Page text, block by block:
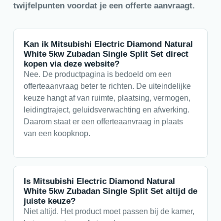
twijfelpunten voordat je een offerte aanvraagt.
Kan ik Mitsubishi Electric Diamond Natural
White 5kw Zubadan Single Split Set direct
kopen via deze website?
Nee. De productpagina is bedoeld om een
offerteaanvraag beter te richten. De uiteindelijke
keuze hangt af van ruimte, plaatsing, vermogen,
leidingtraject, geluidsverwachting en afwerking.
Daarom staat er een offerteaanvraag in plaats
van een koopknop.
Is Mitsubishi Electric Diamond Natural
White 5kw Zubadan Single Split Set altijd de
juiste keuze?
Niet altijd. Het product moet passen bij de kamer,